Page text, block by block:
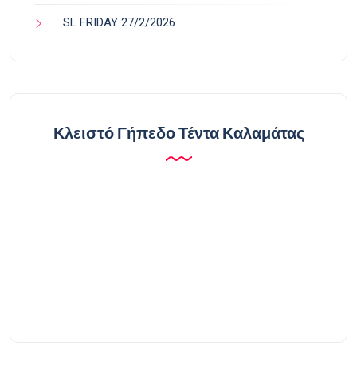
SL FRIDAY 27/2/2026
Κλειστό Γήπεδο Τέντα Καλαμάτας